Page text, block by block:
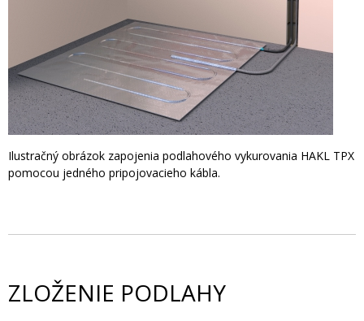
Ilustračný obrázok zapojenia podlahového vykurovania HAKL TPX
pomocou jedného pripojovacieho kábla.
ZLOŽENIE PODLAHY